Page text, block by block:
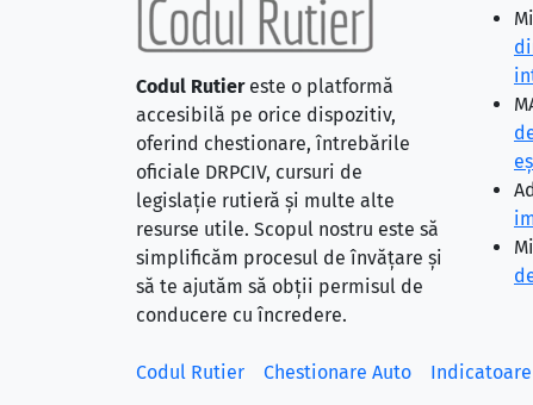
Codul Rutiereste o platformă
accesibilă pe orice dispozitiv,
oferind chestionare, întrebările
oficiale DRPCIV, cursuri de
legislație rutieră și multe alte
resurse utile. Scopul nostru este să
simplificăm procesul de învățare și
să te ajutăm să obții permisul de
conducere cu încredere.
Codul Rutier Chestionare Auto